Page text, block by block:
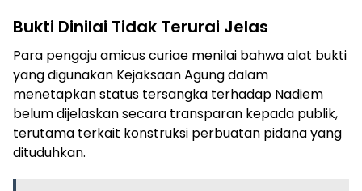
Bukti Dinilai Tidak Terurai Jelas
Para pengaju amicus curiae menilai bahwa alat bukti
yang digunakan Kejaksaan Agung dalam
menetapkan status tersangka terhadap Nadiem
belum dijelaskan secara transparan kepada publik,
terutama terkait konstruksi perbuatan pidana yang
dituduhkan.